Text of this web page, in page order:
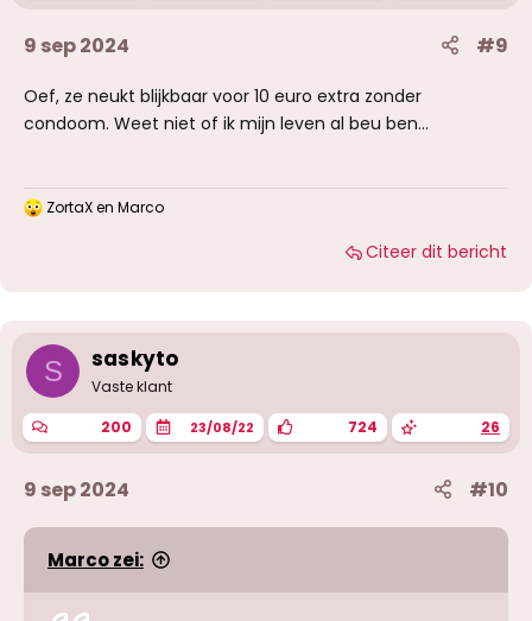
9 sep 2024 #9
Oef, ze neukt blijkbaar voor 10 euro extra zonder
condoom. Weet niet of ik mijn leven al beu ben...
W
n
g
n
:
ZortaXen Marco
Citeer dit bericht
S saskyto
Vaste klant
200 23/08/22 724 26
9 sep 2024 #10
Marco zei: